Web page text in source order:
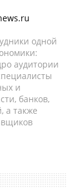
одной
аудитории
и
банков,
а также